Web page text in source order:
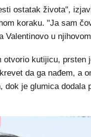
ostatak života",
koraku. "Ja sam
u
kutijicu, prsten
da ga nađem, a
je glumica dodala